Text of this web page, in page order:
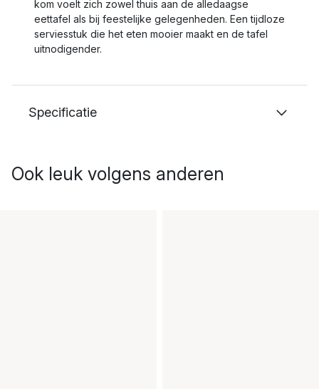
kom voelt zich zowel thuis aan de alledaagse
eettafel als bij feestelijke gelegenheden. Een tijdloze
serviesstuk die het eten mooier maakt en de tafel
uitnodigender.
Specificatie
Ook leuk volgens anderen